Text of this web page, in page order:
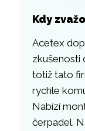
Kdy
Acetex
zkušenosti
totiž tato
rychle
Nabízí
čerpadel.